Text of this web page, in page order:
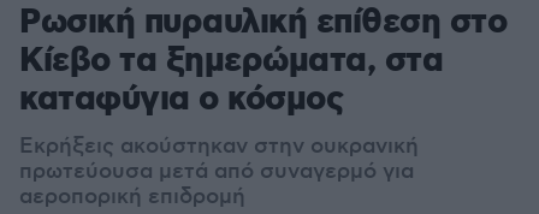
Ρωσική πυραυλική επίθεση στο
Κίεβο τα ξημερώματα, στα
καταφύγια ο κόσμος
Εκρήξεις ακούστηκαν στην ουκρανική
πρωτεύουσα μετά από συναγερμό για
αεροπορική επιδρομή